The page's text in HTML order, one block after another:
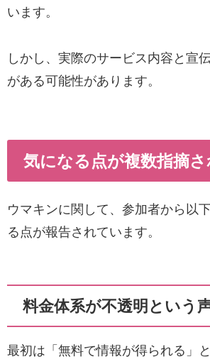
います。
しかし、実際のサービス内容と宣
がある可能性があります。
気になる点が複数指摘
ウマキンに関して、参加者から以
る点が報告されています。
料金体系が不透明という
最初は「無料で情報が得られる」